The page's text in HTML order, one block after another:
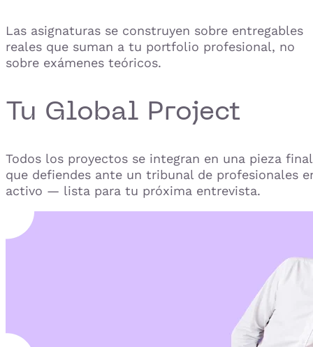
Las asignaturas se construyen sobre entregables
reales que suman a tu portfolio profesional, no
sobre exámenes teóricos.
Tu Global Project
Todos los proyectos se integran en una pieza final
que defiendes ante un tribunal de profesionales
activo — lista para tu próxima entrevista.